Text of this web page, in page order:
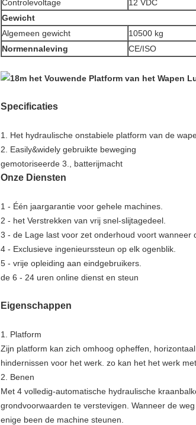
Controlevoltage
12 VDC
Gewicht
Algemeen gewicht
10500 kg
Normennaleving
CE/ISO
Specificaties
1. Het hydraulische onstabiele platform van de
2. Easily&widely gebruikte beweging
gemotoriseerde 3., batterijmacht
Onze Diensten
1 - Één jaargarantie voor gehele machines.
2 - het Verstrekken van vrij snel-slijtagedeel.
3 - de Lage last voor zet onderhoud voort wanneer
4 - Exclusieve ingenieurssteun op elk ogenblik.
5 - vrije opleiding aan eindgebruikers.
de 6 - 24 uren online dienst en steun
Eigenschappen
1. Platform
Zijn platform kan zich omhoog opheffen,
hindernissen voor het werk. zo kan het het werk
2. Benen
Met 4 volledig-automatische hydraulische
grondvoorwaarden te verstevigen. Wanneer de
enige been de machine steunen.